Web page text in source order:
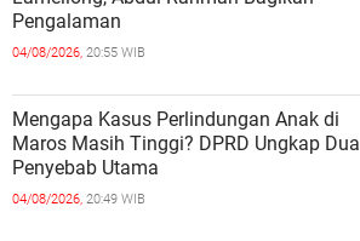
Pengalaman
04/08/2026, 20:55 WIB
Mengapa Kasus Perlindungan Anak di
Maros Masih Tinggi? DPRD Ungkap Dua
Penyebab Utama
04/08/2026, 20:49 WIB